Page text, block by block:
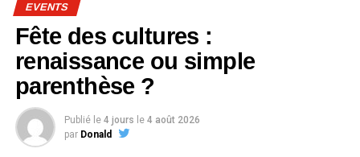
n’a jamais vraiment été remis en cause. C’est plutôt
l’actualité autour de sa carrière qui était devenue rare,
donnant l’impression d’un parcours en sommeil.
La Battle lui a ainsi offert une occasion de se rappeler au
bon souvenir du public, mais aussi de montrer à Sean
Bridon ce qu’une collaboration plus durable pouvait
produire. Quelques jours plus tard, l’essai s’est transformé
EVENTS
Fête des cultures :
renaissance ou simple
parenthèse ?
Publié le 4 jours le 4 août 2026
par Donald